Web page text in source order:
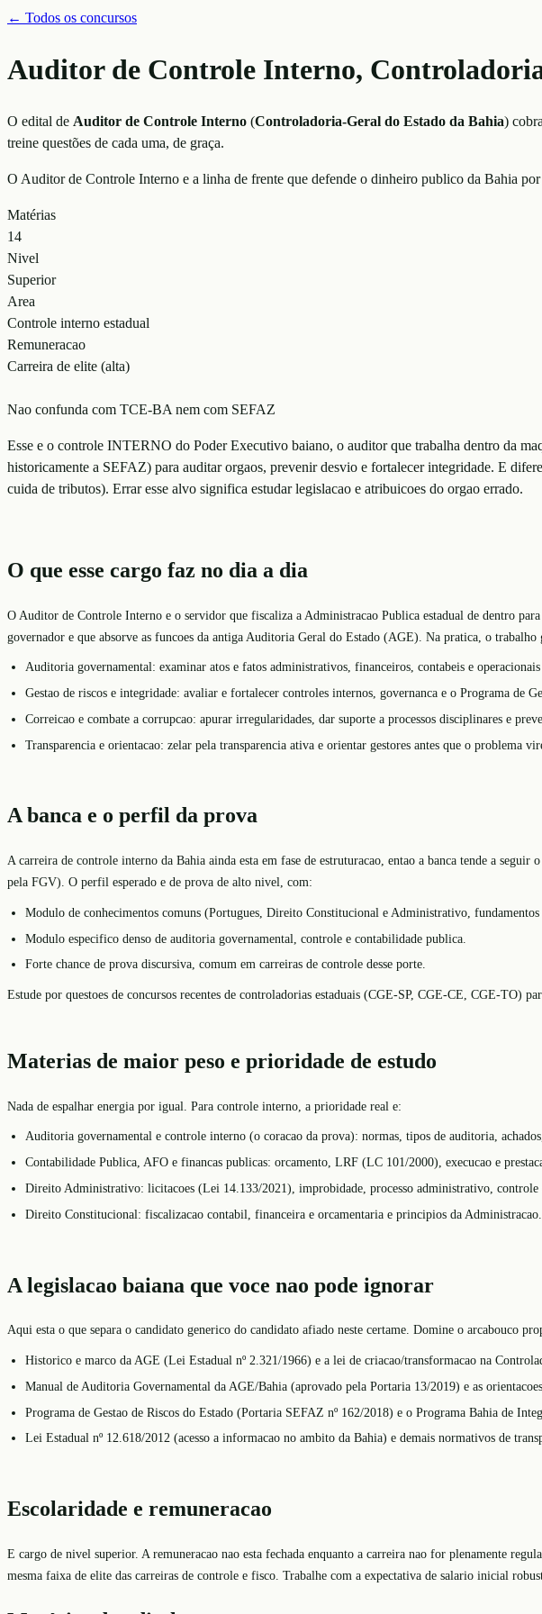
← Todos os concursos
Auditor de Controle Interno,
O edital de Auditor de Controle Interno (Controladoria-Geral do Estado da Bahia) cobra
treine questões de cada uma, de graça.
O Auditor de Controle Interno e a linha de frente que defende o dinheiro publico da Bahia
Matérias
14
Nivel
Superior
Area
Controle interno estadual
Remuneracao
Carreira de elite (alta)
Nao confunda com TCE-BA nem com SEFAZ
Esse e o controle INTERNO do Poder Executivo baiano, o auditor que trabalha dentro da
historicamente a SEFAZ) para auditar orgaos, prevenir desvio e fortalecer integridade. E
cuida de tributos). Errar esse alvo significa estudar legislacao e atribuicoes do orgao errado.
O que esse cargo faz no dia a dia
O Auditor de Controle Interno e o servidor que fiscaliza a Administracao Publica estadual de dentro
governador e que absorve as funcoes da antiga Auditoria Geral do Estado (AGE). Na pratica, o
Auditoria governamental: examinar atos e fatos administrativos, financeiros, contabeis e
Gestao de riscos e integridade: avaliar e fortalecer controles internos, governanca e o Programa de
Correicao e combate a corrupcao: apurar irregularidades, dar suporte a processos disciplinares e
Transparencia e orientacao: zelar pela transparencia ativa e orientar gestores antes que o problema
A banca e o perfil da prova
A carreira de controle interno da Bahia ainda esta em fase de estruturacao, entao a banca tende a
pela FGV). O perfil esperado e de prova de alto nivel, com:
Modulo de conhecimentos comuns (Portugues, Direito Constitucional e Administrativo, fundamentos
Modulo especifico denso de auditoria governamental, controle e contabilidade publica.
Forte chance de prova discursiva, comum em carreiras de controle desse porte.
Estude por questoes de concursos recentes de controladorias estaduais (CGE-SP, CGE-CE, CGE-TO)
Materias de maior peso e prioridade de estudo
Nada de espalhar energia por igual. Para controle interno, a prioridade real e:
Auditoria governamental e controle interno (o coracao da prova): normas, tipos de auditoria,
Contabilidade Publica, AFO e financas publicas: orcamento, LRF (LC 101/2000), execucao e
Direito Administrativo: licitacoes (Lei 14.133/2021), improbidade, processo administrativo, controle
Direito Constitucional: fiscalizacao contabil, financeira e orcamentaria e principios da Administracao.
A legislacao baiana que voce nao pode ignorar
Aqui esta o que separa o candidato generico do candidato afiado neste certame. Domine o arcabouco
Historico e marco da AGE (Lei Estadual nº 2.321/1966) e a lei de criacao/transformacao na
Manual de Auditoria Governamental da AGE/Bahia (aprovado pela Portaria 13/2019) e as
Programa de Gestao de Riscos do Estado (Portaria SEFAZ nº 162/2018) e o Programa Bahia de
Lei Estadual nº 12.618/2012 (acesso a informacao no ambito da Bahia) e demais normativos de
Escolaridade e remuneracao
E cargo de nivel superior. A remuneracao nao esta fechada enquanto a carreira nao for plenamente
mesma faixa de elite das carreiras de controle e fisco. Trabalhe com a expectativa de salario inicial